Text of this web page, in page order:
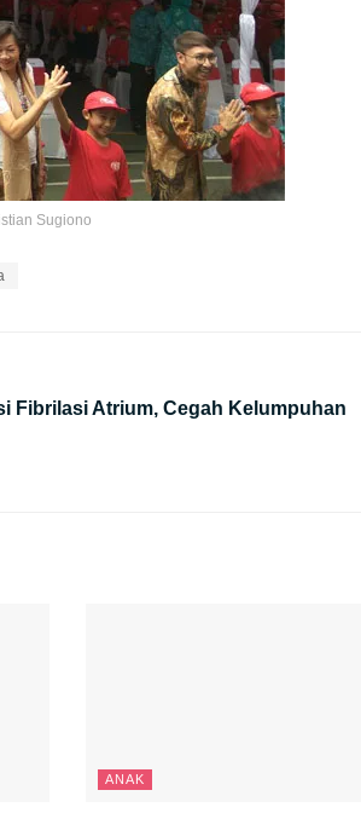
Sugiono
Fibrilasi Atrium, Cegah Kelumpuhan
ANAK